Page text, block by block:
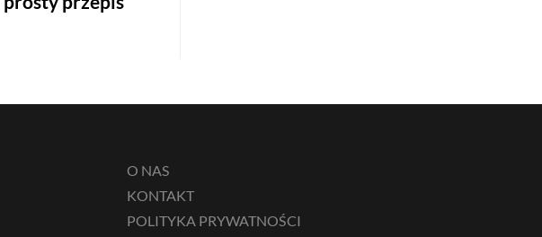
O NAS
KONTAKT
POLITYKA PRYWATNOŚCI